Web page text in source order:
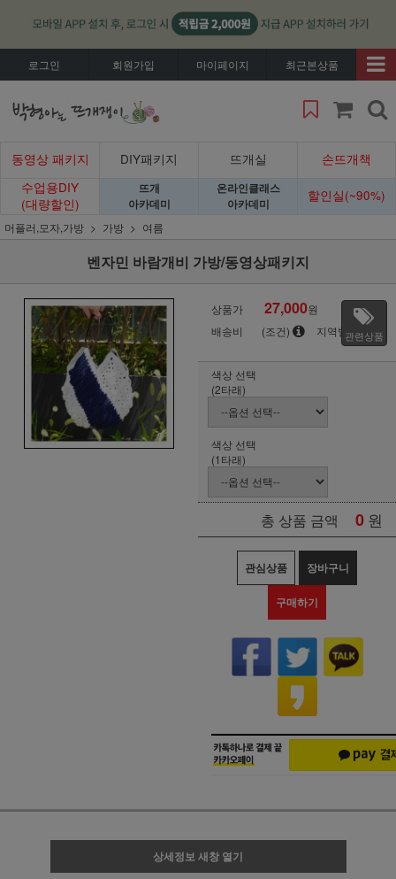
로그인 회원가입 마이페이지 최근본상품
동영상 패키지 DIY패키지 뜨개실
손뜨개책
수업용DIY
(대량할인)
뜨개
아카데미
온라인클래스
아카데미
할인실(~90%)
머플러,모자,가방 가방 여름
벤자민 바람개비 가방/동영상패키지
상품가 27,000원
배송비
(조건) 지역별관련상품
색상 선택
(2타래)
색상 선택
(1타래)
총 상품 금액 0 원
관심상품 장바구니
구매하기
상세정보 새창 열기